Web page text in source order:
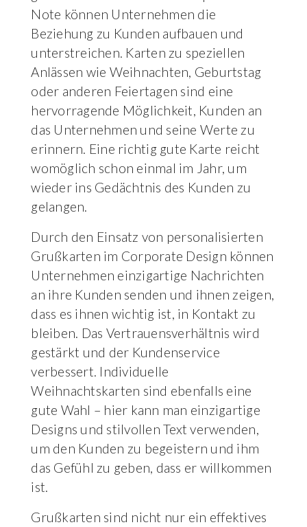
Note können Unternehmen die
Beziehung zu Kunden aufbauen und
unterstreichen. Karten zu speziellen
Anlässen wie Weihnachten, Geburtstag
oder anderen Feiertagen sind eine
hervorragende Möglichkeit, Kunden an
das Unternehmen und seine Werte zu
erinnern. Eine richtig gute Karte reicht
womöglich schon einmal im Jahr, um
wieder ins Gedächtnis des Kunden zu
gelangen.
Durch den Einsatz von personalisierten
Grußkarten im Corporate Design können
Unternehmen einzigartige Nachrichten
an ihre Kunden senden und ihnen zeigen,
dass es ihnen wichtig ist, in Kontakt zu
bleiben. Das Vertrauensverhältnis wird
gestärkt und der Kundenservice
verbessert. Individuelle
Weihnachtskarten sind ebenfalls eine
gute Wahl – hier kann man einzigartige
Designs und stilvollen Text verwenden,
um den Kunden zu begeistern und ihm
das Gefühl zu geben, dass er willkommen
ist.
Grußkarten sind nicht nur ein effektives